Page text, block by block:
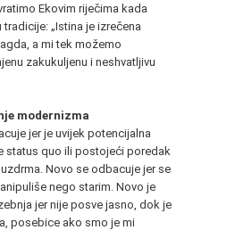
Ekovim riječima kada
„Istina je izrečena
a mi tek možemo
zakukuljenu i neshvatljivu
modernizma
jer je uvijek potencijalna
status quo ili postojeći poredak
Novo se odbacuje jer se
nego starim. Novo je
jer nije posve jasno, dok je
posebice ako smo je mi